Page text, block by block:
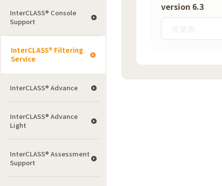
InterCLASS®︎ Console
Support
InterCLASS®︎ Filtering
Service
InterCLASS® Advance
InterCLASS® Advance
Light
InterCLASS®︎ Assessment
Support
version 6.3